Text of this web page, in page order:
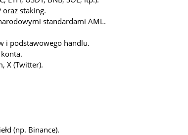
staking.
standardami AML.
i podstawowego handlu.
X (Twitter).
(np. Binance).